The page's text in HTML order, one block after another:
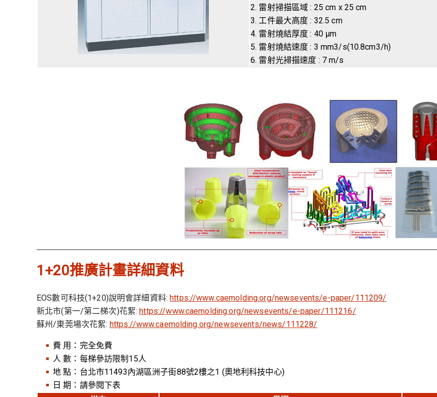
2. 雷射掃描區域 : 25 cm x 25 cm
3. 工件最大高度 : 32.5 cm
4. 雷射燒結厚度 : 40 μm
5. 雷射燒結速度 : 3 mm3/s(10.8cm3/h)
6. 雷射光掃描速度 : 7 m/s
1+20推廣計畫詳細資料
EOS數可科技(1+20)說明會詳細資料:https://www.caemolding.org/newsevents/e-paper/111209/
新北市(第一/第二梯次)花絮:https://www.caemolding.org/newsevents/e-paper/111216/
蘇州/東莞場次花絮: https://www.caemolding.org/newsevents/news/111228/
費 用：完全免費
人 數：每梯參訪限制15人
地 點：台北市11493內湖區洲子街88號2樓之1 (奧地利科技中心)
日 期：請參閱下表